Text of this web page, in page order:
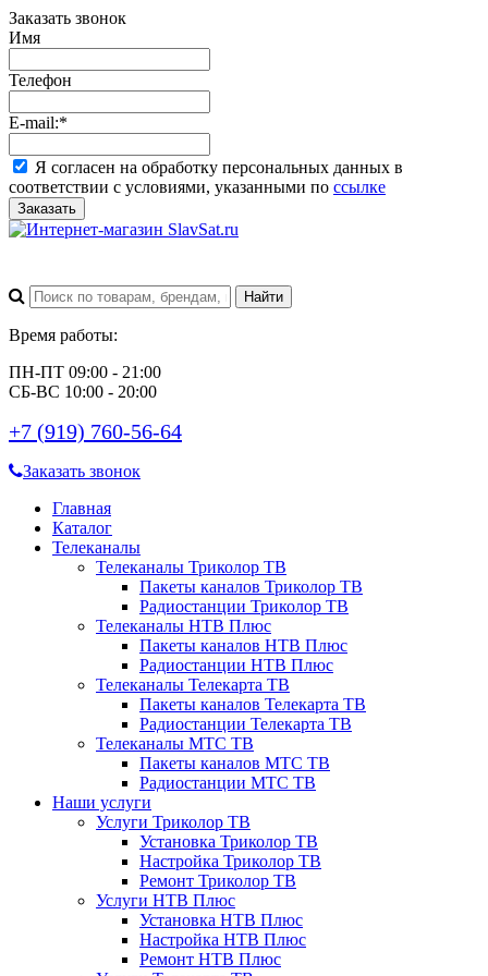
Заказать звонок
Имя
Телефон
E-mail:*
Я согласен на обработку персональных данных в
соответствии с условиями, указанными по ссылке
Заказать
Время работы:
ПН-ПТ 09:00 - 21:00
СБ-ВС 10:00 - 20:00
+7 (919) 760-56-64
Заказать звонок
Главная
Каталог
Телеканалы
Телеканалы Триколор ТВ
Пакеты каналов Триколор ТВ
Радиостанции Триколор ТВ
Телеканалы НТВ Плюс
Пакеты каналов НТВ Плюс
Радиостанции НТВ Плюс
Телеканалы Телекарта ТВ
Пакеты каналов Телекарта ТВ
Радиостанции Телекарта ТВ
Телеканалы МТС ТВ
Пакеты каналов МТС ТВ
Радиостанции МТС ТВ
Наши услуги
Услуги Триколор ТВ
Установка Триколор ТВ
Настройка Триколор ТВ
Ремонт Триколор ТВ
Услуги НТВ Плюс
Установка НТВ Плюс
Настройка НТВ Плюс
Ремонт НТВ Плюс